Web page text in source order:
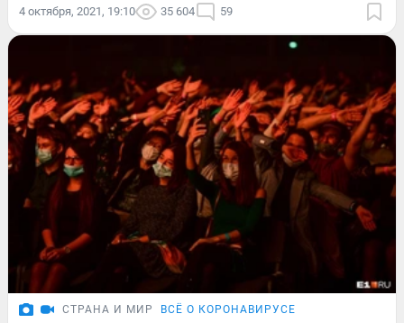
4 октября, 2021, 19:10 35 604 59
СТРАНА И МИР ВСЁ О КОРОНАВИРУСЕ